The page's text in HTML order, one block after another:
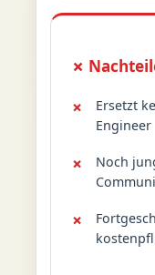
✗
Ersetzt
Engineer
Noch